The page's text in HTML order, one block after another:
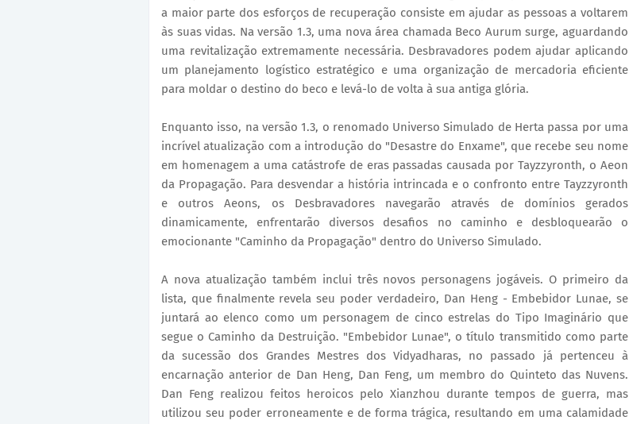
a maior parte dos esforços de recuperação consiste em ajudar as pessoas a voltarem
às suas vidas. Na versão 1.3, uma nova área chamada Beco Aurum surge, aguardando
uma revitalização extremamente necessária. Desbravadores podem ajudar aplicando
um planejamento logístico estratégico e uma organização de mercadoria eficiente
para moldar o destino do beco e levá-lo de volta à sua antiga glória.
Enquanto isso, na versão 1.3, o renomado Universo Simulado de Herta passa por uma
incrível atualização com a introdução do "Desastre do Enxame", que recebe seu nome
em homenagem a uma catástrofe de eras passadas causada por Tayzzyronth, o Aeon
da Propagação. Para desvendar a história intrincada e o confronto entre Tayzzyronth
e outros Aeons, os Desbravadores navegarão através de domínios gerados
dinamicamente, enfrentarão diversos desafios no caminho e desbloquearão o
emocionante "Caminho da Propagação" dentro do Universo Simulado.
A nova atualização também inclui três novos personagens jogáveis. O primeiro da
lista, que finalmente revela seu poder verdadeiro, Dan Heng - Embebidor Lunae, se
juntará ao elenco como um personagem de cinco estrelas do Tipo Imaginário que
segue o Caminho da Destruição. "Embebidor Lunae", o título transmitido como parte
da sucessão dos Grandes Mestres dos Vidyadharas, no passado já pertenceu à
encarnação anterior de Dan Heng, Dan Feng, um membro do Quinteto das Nuvens.
Dan Feng realizou feitos heroicos pelo Xianzhou durante tempos de guerra, mas
utilizou seu poder erroneamente e de forma trágica, resultando em uma calamidade